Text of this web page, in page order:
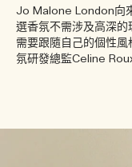
Jo Malone London向
選香氛不需涉及高深
需要跟隨自己的個性
氛研發總監Celine